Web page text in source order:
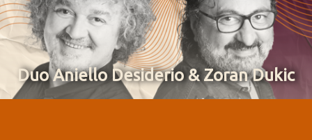
Duo Aniello Desiderio & Zoran Dukic